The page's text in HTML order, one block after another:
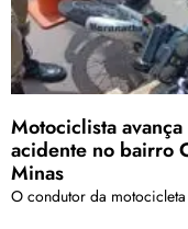
Motociclista
acidente no bairro
Minas
O condutor da